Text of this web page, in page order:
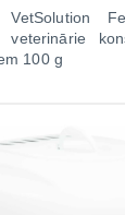
ir
uzturēšanai.
VetSolution
veterinārie
100 g